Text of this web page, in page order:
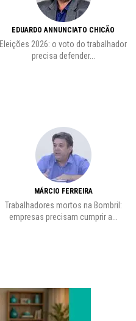
EDUARDO ANNUNCIATO CHICÃO
Eleições 2026: o voto do trabalhador
precisa defender...
MÁRCIO FERREIRA
Trabalhadores mortos na Bombril:
empresas precisam cumprir a...